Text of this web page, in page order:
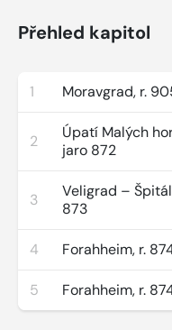
Přehled kapitol
1 Moravgrad, r.
2
Úpatí Malých
jaro 872
3
Veligrad –
873
4 Forahheim, r.
5 Forahheim, r.